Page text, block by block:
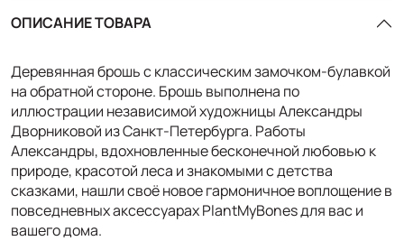
ОПИСАНИЕ ТОВАРА
Деревянная брошь с классическим замочком-булавкой
на обратной стороне. Брошь выполнена по
иллюстрации независимой художницы Александры
Дворниковой из Санкт-Петербурга. Работы
Александры, вдохновленные бесконечной любовью к
природе, красотой леса и знакомыми с детства
сказками, нашли своё новое гармоничное воплощение в
повседневных аксессуарах PlantMyBones для вас и
вашего дома.